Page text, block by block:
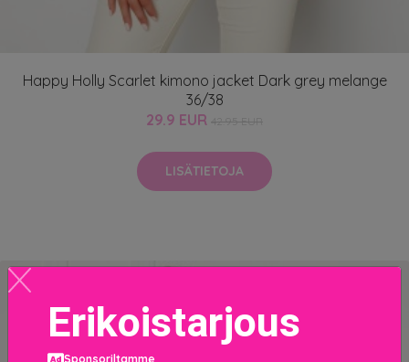
Happy Holly Scarlet kimono jacket Dark grey melange
36/38
29.9 EUR
LISÄTIETOJA
Erikoistarjous
Sponsoriltamme